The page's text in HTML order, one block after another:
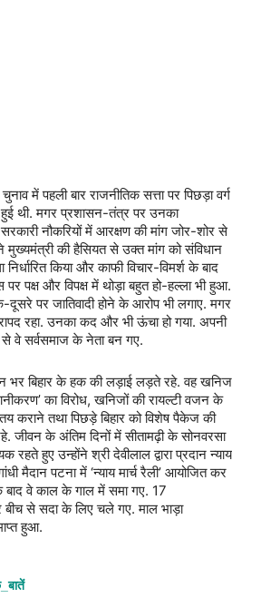
में पहली बार राजनीतिक सत्ता पर पिछड़ा वर्ग
हुई थी. मगर प्रशासन-तंत्र पर उनका
नौकरियों में आरक्षण की मांग जोर-शोर से
मुख्यमंत्री की हैसियत से उक्त मांग को संविधान
किया और काफी विचार-विमर्श के बाद
पक्ष और विपक्ष में थोड़ा बहुत हो-हल्ला भी हुआ.
पर जातिवादी होने के आरोप भी लगाए. मगर
रहा. उनका कद और भी ऊंचा हो गया. अपनी
वे सर्वसमाज के नेता बन गए.
भर बिहार के हक की लड़ाई लड़ते रहे. वह खनिज
का विरोध, खनिजों की रायल्टी वजन के
कराने तथा पिछड़े बिहार को विशेष पैकेज की
जीवन के अंतिम दिनों में सीतामढ़ी के सोनवरसा
रहते हुए उन्होंने श्री देवीलाल द्वारा प्रदान न्याय
मैदान पटना में ‘न्याय मार्च रैली’ आयोजित कर
बाद वे काल के गाल में समा गए. 17
बीच से सदा के लिए चले गए. माल भाड़ा
हुआ.